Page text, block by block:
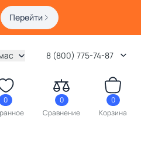
Перейти
8 (800) 775-74-87
0
0
Сравнение
0
Корзина